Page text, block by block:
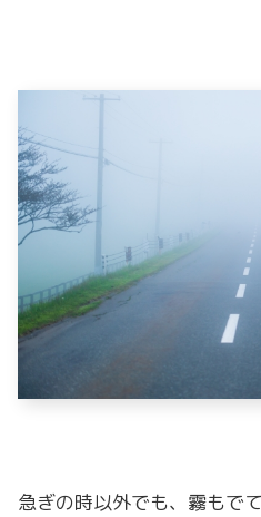
急ぎの時以外でも、霧もで